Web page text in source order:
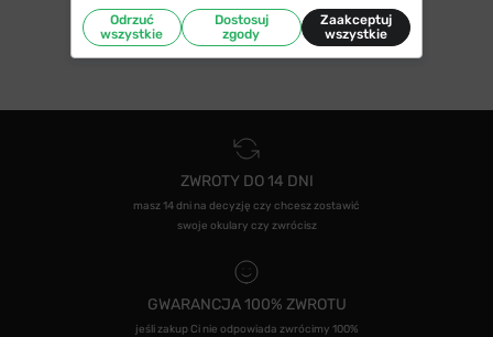
ZWROTY DO 14 DNI
masz 14 dni na decyzję czy chcesz zostawić
swoje okulary czy zwrócisz
GWARANCJA 100% ZWROTU
jeśli zakup Ci nie odpowiada zwrócimy 100%
Odrzuć
wszystkie
Dostosuj
zgody
Zaakceptuj
wszystkie